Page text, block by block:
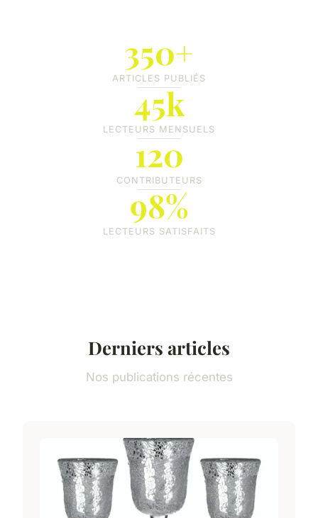
350+
ARTICLES PUBLIÉS
45k
LECTEURS MENSUELS
120
CONTRIBUTEURS
98%
LECTEURS SATISFAITS
Derniers articles
Nos publications récentes